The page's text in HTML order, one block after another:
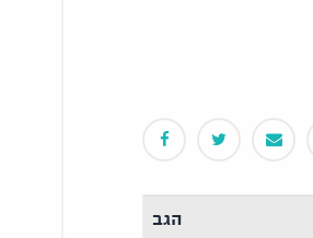
הגב